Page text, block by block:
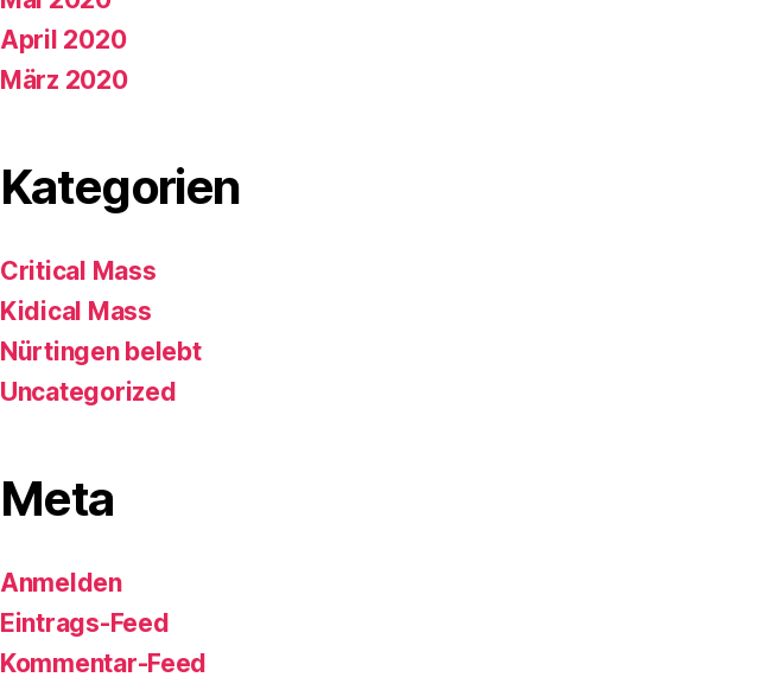
April 2020
März 2020
Kategorien
Critical Mass
Kidical Mass
Nürtingen belebt
Uncategorized
Meta
Anmelden
Eintrags-Feed
Kommentar-Feed